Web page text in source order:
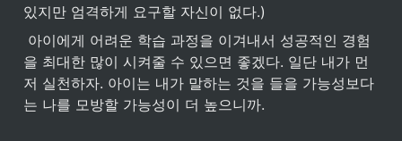
있지만 엄격하게 요구할 자신이 없다.)
을 최대한 많이 시켜줄 수 있으면 좋겠다. 일단 내가 먼
저 실천하자. 아이는 내가 말하는 것을 들을 가능성보다
는 나를 모방할 가능성이 더 높으니까.